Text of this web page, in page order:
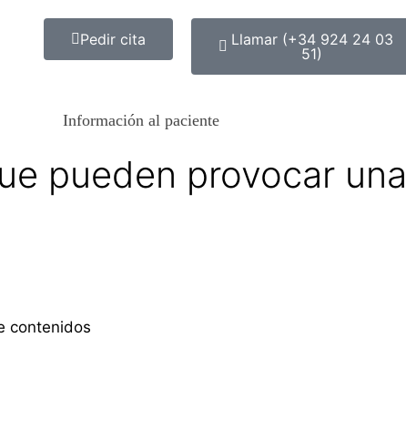
Pedir cita
Llamar (+34 924 24 03
51)
Información al paciente
pueden provocar una
contenidos